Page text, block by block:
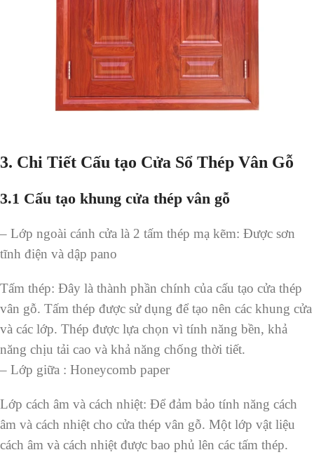
3. Chi Tiết Cấu tạo Cửa Sổ Thép Vân Gỗ
3.1 Cấu tạo khung cửa thép vân gỗ
– Lớp ngoài cánh cửa là 2 tấm thép mạ kẽm: Được sơn
tĩnh điện và dập pano
Tấm thép: Đây là thành phần chính của cấu tạo cửa thép
vân gỗ. Tấm thép được sử dụng để tạo nên các khung cửa
và các lớp. Thép được lựa chọn vì tính năng bền, khả
năng chịu tải cao và khả năng chống thời tiết.
– Lớp giữa : Honeycomb paper
Lớp cách âm và cách nhiệt: Để đảm bảo tính năng cách
âm và cách nhiệt cho cửa thép vân gỗ. Một lớp vật liệu
cách âm và cách nhiệt được bao phủ lên các tấm thép.